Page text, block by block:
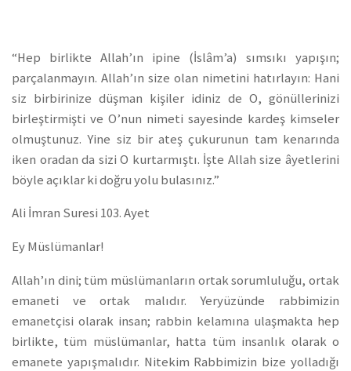
“Hep birlikte Allah’ın ipine (İslâm’a) sımsıkı yapışın;
parçalanmayın. Allah’ın size olan nimetini hatırlayın: Hani
siz birbirinize düşman kişiler idiniz de O, gönüllerinizi
birleştirmişti ve O’nun nimeti sayesinde kardeş kimseler
olmuştunuz. Yine siz bir ateş çukurunun tam kenarında
iken oradan da sizi O kurtarmıştı. İşte Allah size âyetlerini
böyle açıklar ki doğru yolu bulasınız.”
Ali İmran Suresi 103. Ayet
Ey Müslümanlar!
Allah’ın dini; tüm müslümanların ortak sorumluluğu, ortak
emaneti ve ortak malıdır. Yeryüzünde rabbimizin
emanetçisi olarak insan; rabbin kelamına ulaşmakta hep
birlikte, tüm müslümanlar, hatta tüm insanlık olarak o
emanete yapışmalıdır. Nitekim Rabbimizin bize yolladığı